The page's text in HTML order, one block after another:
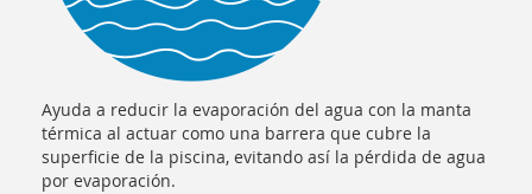
Ayuda a reducir la evaporación del agua con la manta
térmica al actuar como una barrera que cubre la
superficie de la piscina, evitando así la pérdida de agua
por evaporación.